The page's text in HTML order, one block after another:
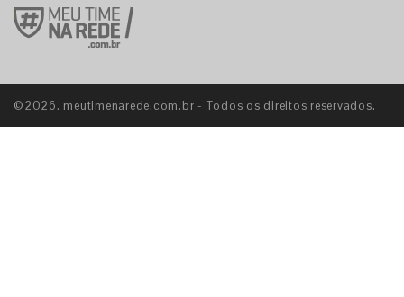
©2026. meutimenarede.com.br - Todos os direitos reservados.